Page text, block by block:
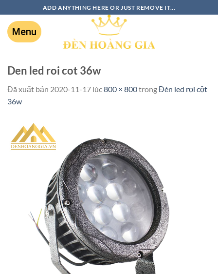
ADD ANYTHING HERE OR JUST REMOVE IT...
Den led roi cot 36w
Đã xuất bản 2020-11-17 lúc800 × 800trongĐèn led rọi cột
36w